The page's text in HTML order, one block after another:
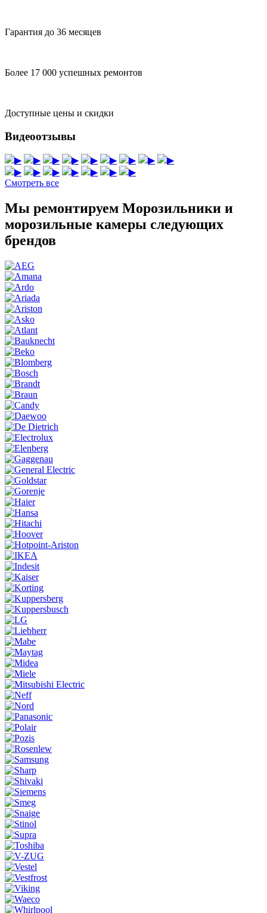
Гарантия до 36 месяцев
Более 17 000 успешных ремонтов
Доступные цены и скидки
Видеоотзывы
▶ ▶ ▶ ▶ ▶ ▶ ▶ ▶
▶
▶
▶ ▶ ▶ ▶ ▶
▶
Смотреть все
Мы ремонтируем Морозильники и
морозильные камеры следующих
брендов